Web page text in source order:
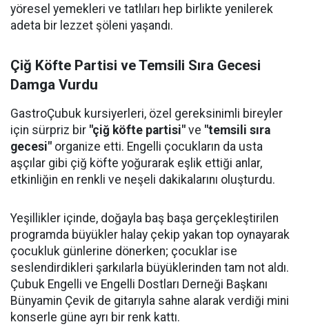
yöresel yemekleri ve tatlıları hep birlikte yenilerek
adeta bir lezzet şöleni yaşandı.
Çiğ Köfte Partisi ve Temsili Sıra Gecesi
Damga Vurdu
GastroÇubuk kursiyerleri, özel gereksinimli bireyler
için sürpriz bir "çiğ köfte partisi" ve "temsili sıra
gecesi" organize etti. Engelli çocukların da usta
aşçılar gibi çiğ köfte yoğurarak eşlik ettiği anlar,
etkinliğin en renkli ve neşeli dakikalarını oluşturdu.
Yeşillikler içinde, doğayla baş başa gerçekleştirilen
programda büyükler halay çekip yakan top oynayarak
çocukluk günlerine dönerken; çocuklar ise
seslendirdikleri şarkılarla büyüklerinden tam not aldı.
Çubuk Engelli ve Engelli Dostları Derneği Başkanı
Bünyamin Çevik de gitarıyla sahne alarak verdiği mini
konserle güne ayrı bir renk kattı.